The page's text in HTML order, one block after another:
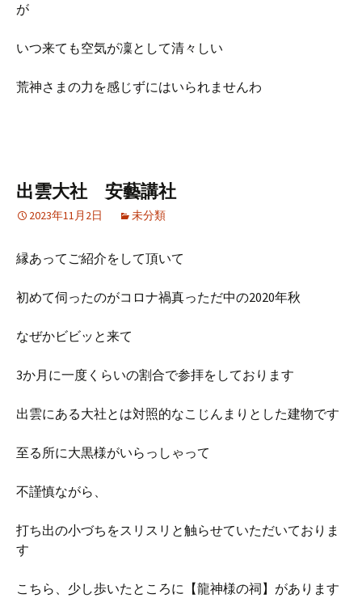
が
いつ来ても空気が凜として清々しい
荒神さまの力を感じずにはいられませんわ
出雲大社 安藝講社
2023年11月2日 未分類
縁あってご紹介をして頂いて
初めて伺ったのがコロナ禍真っただ中の2020年秋
なぜかビビッと来て
3か月に一度くらいの割合で参拝をしております
出雲にある大社とは対照的なこじんまりとした建物です
至る所に大黒様がいらっしゃって
不謹慎ながら、
打ち出の小づちをスリスリと触らせていただいておりま
す
こちら、少し歩いたところに【龍神様の祠】があります